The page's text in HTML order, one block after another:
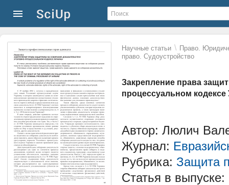
Научные статьи \ Право.
право. Судоустройство
Закрепление права
процессуальном
Автор: Люлич
Журнал:
Рубрика: Защита
Статья в выпуске: